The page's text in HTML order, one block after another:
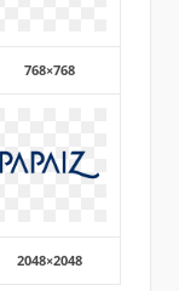
768×768
2048×2048